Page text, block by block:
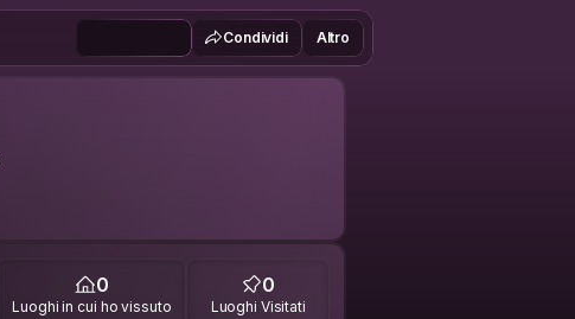
Condividi Altro
0
Luoghi in cui ho vissuto
0
Luoghi Visitati